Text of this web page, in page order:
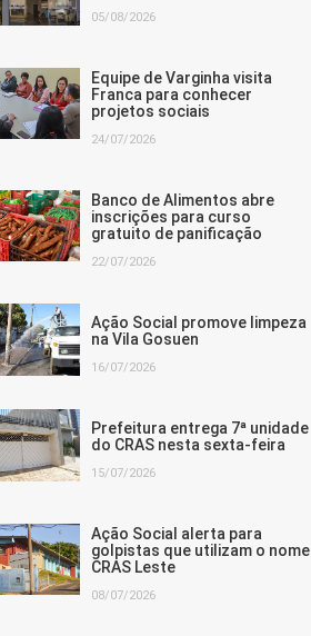
05/08/2026
Equipe de Varginha visita
Franca para conhecer
projetos sociais
24/07/2026
Banco de Alimentos abre
inscrições para curso
gratuito de panificação
22/07/2026
Ação Social promove limpeza
na Vila Gosuen
16/07/2026
Prefeitura entrega 7ª unidade
do CRAS nesta sexta-feira
15/07/2026
Ação Social alerta para
golpistas que utilizam o nome
CRAS Leste
08/07/2026